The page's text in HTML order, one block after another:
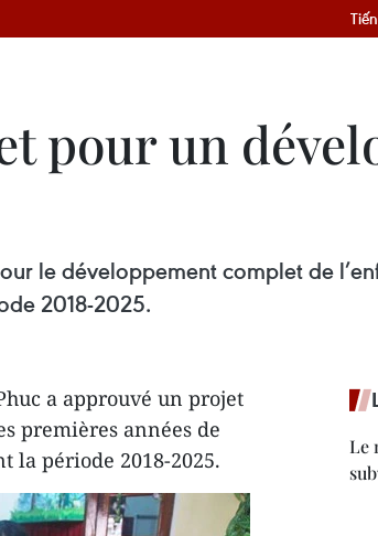
pour un
le développement complet de
2018-2025.
a approuvé un projet
premières années de
la période 2018-2025.
Le